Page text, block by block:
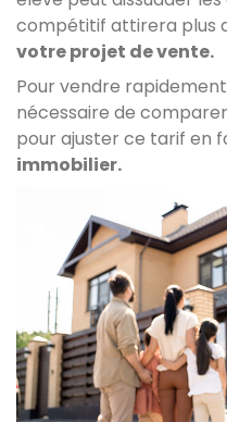
compétitif attirera plus
votre projet de vente.
Pour vendre
nécessaire de
pour ajuster ce tarif en
immobilier.